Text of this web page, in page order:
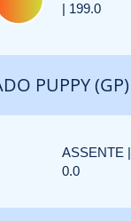
| 199.0
PUPPY (GP)
ASSENTE |
0.0